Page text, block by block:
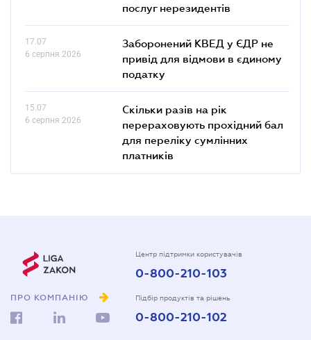
послуг нерезидентів
17.07
6 серпня 2026
Заборонений КВЕД у ЄДР не
привід для відмови в єдиному
податку
15.07
6 серпня 2026
Скільки разів на рік
перераховують прохідний бал
для переліку сумлінних
платників
ПРО КОМПАНІЮ
Центр підтримки користувачів
0-800-210-103
Підбір продуктів та рішень
0-800-210-102